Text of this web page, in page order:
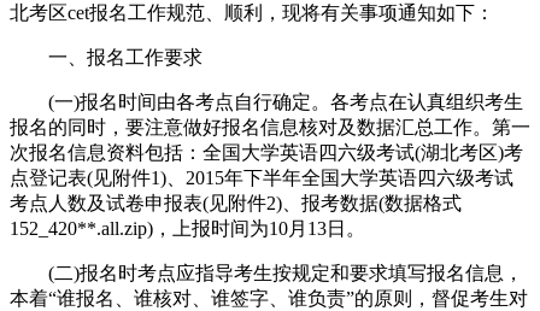
北考区cet报名工作规范、顺利，现将有关事项通知如下：
一、报名工作要求
(一)报名时间由各考点自行确定。各考点在认真组织考生
报名的同时，要注意做好报名信息核对及数据汇总工作。第一
次报名信息资料包括：全国大学英语四六级考试(湖北考区)考
点登记表(见附件1)、2015年下半年全国大学英语四六级考试
考点人数及试卷申报表(见附件2)、报考数据(数据格式
152_420**.all.zip)，上报时间为10月13日。
(二)报名时考点应指导考生按规定和要求填写报名信息，
本着“谁报名、谁核对、谁签字、谁负责”的原则，督促考生对